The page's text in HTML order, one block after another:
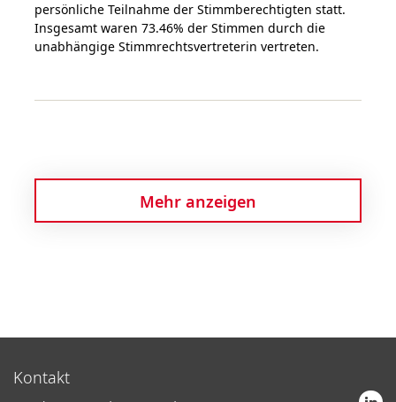
persönliche Teilnahme der Stimmberechtigten statt.
Insgesamt waren 73.46% der Stimmen durch die
unabhängige Stimmrechtsvertreterin vertreten.
Mehr anzeigen
Kontakt